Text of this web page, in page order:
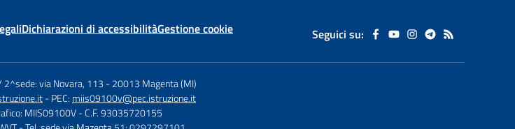
Dichiarazioni di accessibilitàGestione cookie Seguici su:
via Novara, 113 -20013 Magenta (MI)
- PEC: miis09100v@pec.istruzione.it
MIIS09100V- C.F. 93035720155